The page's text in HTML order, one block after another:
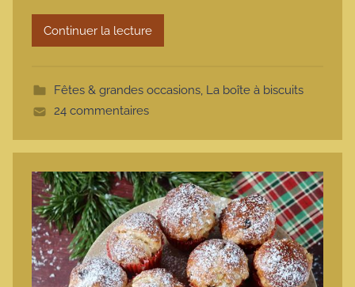
t
Continuer la lecture
Fêtes & grandes occasions, La boîte à biscuits
24 commentaires